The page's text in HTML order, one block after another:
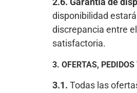
disponibilidad
discrepancia entre
satisfactoria.
3. OFERTAS,
3.1. Todas las